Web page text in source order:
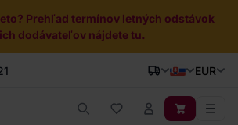
Prehľad termínov letných odstávok
dodávateľov nájdete tu.
EUR